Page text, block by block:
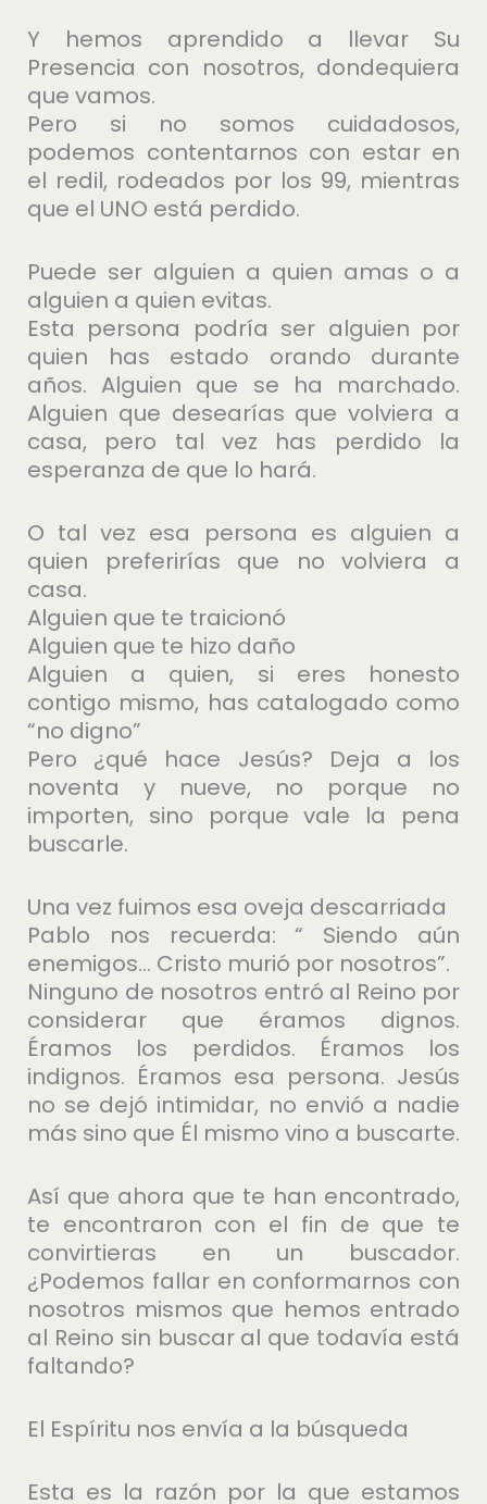
Y hemos aprendido a llevar Su
Presencia con nosotros, dondequiera
que vamos.
Pero si no somos cuidadosos,
podemos contentarnos con estar en
el redil, rodeados por los 99, mientras
que el UNO está perdido.
Puede ser alguien a quien amas o a
alguien a quien evitas.
Esta persona podría ser alguien por
quien has estado orando durante
años. Alguien que se ha marchado.
Alguien que desearías que volviera a
casa, pero tal vez has perdido la
esperanza de que lo hará.
O tal vez esa persona es alguien a
quien preferirías que no volviera a
casa.
Alguien que te traicionó
Alguien que te hizo daño
Alguien a quien, si eres honesto
contigo mismo, has catalogado como
“no digno”
Pero ¿qué hace Jesús? Deja a los
noventa y nueve, no porque no
importen, sino porque vale la pena
buscarle.
Una vez fuimos esa oveja descarriada
Pablo nos recuerda: “ Siendo aún
enemigos… Cristo murió por nosotros”.
Ninguno de nosotros entró al Reino por
considerar que éramos dignos.
Éramos los perdidos. Éramos los
indignos. Éramos esa persona. Jesús
no se dejó intimidar, no envió a nadie
más sino que Él mismo vino a buscarte.
Así que ahora que te han encontrado,
te encontraron con el fin de que te
convirtieras en un buscador.
¿Podemos fallar en conformarnos con
nosotros mismos que hemos entrado
al Reino sin buscar al que todavía está
faltando?
El Espíritu nos envía a la búsqueda
Esta es la razón por la que estamos